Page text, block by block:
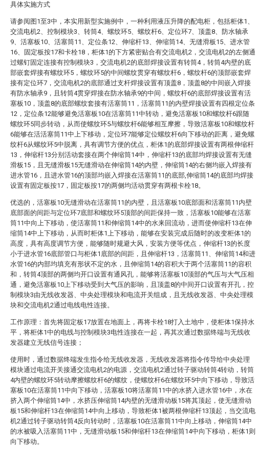
具体实施方式
请参阅图1至3中，本实用新型实施例中，一种利用液压升降的配电柜，包括柜体1、
交流电机2、控制模块3、转筒4、螺纹环5、螺纹杆6、定位环7、顶盖8、防水轴承
9、活塞板10、活塞筒11、定位条12、伸缩杆13、伸缩筒14、无缝滑板15、进水管
16、固定板按17和卡栓18，柜体1的下方紧密贴合有交流电机2，交流电机2的左侧通
过螺钉固定连接有控制模块3，交流电机2的底部焊接设置有转筒4，转筒4内壁的底
部嵌套焊接有螺纹环5，螺纹环5的中间螺纹贯穿有螺纹杆6，螺纹杆6的顶部嵌套焊
接有定位环7，交流电机2的底部通过支杆焊接设置有顶盖8，顶盖8的中间嵌入焊接
有防水轴承9，且转筒4贯穿焊接在防水轴承9的中间，螺纹杆6的底部焊接设置有活
塞板10，顶盖8的底部螺纹套接有活塞筒11，活塞筒11的内壁焊接设置有四根定位条
12，定位条12能够避免活塞板10在活塞筒11中转动，避免活塞板10和螺纹杆6跟随
螺纹环5同步转动，从而使螺纹环5与螺纹杆6能够相互摩擦，导致活塞板10和螺纹杆
6能够在活活塞筒11中上下移动，定位环7能够定位螺纹杆6向下移动的距离，避免螺
纹杆6从螺纹环5中脱离，具有调节方便的优点，柜体1的底部焊接设置有两根伸缩杆
13，伸缩杆13分别活动套接在两个伸缩筒14中，伸缩杆13的底部均焊接设置有无缝
滑板15，且无缝滑板15无缝滑动在伸缩筒14的内壁，伸缩筒14的右侧均嵌入焊接有
进水管16，且进水管16的顶部均嵌入焊接在活塞筒11的底部,伸缩筒14的底部均焊接
设置有固定板按17，固定板按17的两侧均活动贯穿有两根卡栓18。
优选的，活塞板10无缝滑动在活塞筒11的内壁，且活塞板10底部面和活塞筒11内壁
底部面的间距与定位环7底部和螺纹环5顶部的间距保持一致，活塞板10能够在活塞
筒11中向上下移动，使活塞筒11和伸缩筒14中的水来回流动，进而使伸缩杆13在伸
缩筒14中上下移动，从而时柜体1上下移动，能够在安装完成后随时的改变柜体1的
高度，具有高度调节方便，能够随时规避大风，安装方便等优点，伸缩杆13的长度
小于进水管16底部管口与柜体1底部的间距，且伸缩杆13，活塞筒11、伸缩筒14和进
水管16的内部均填充有形状不定的水，且伸缩筒14的容积大于两个活塞筒11的容积
和，转筒4顶部的两侧均开口设置有通风孔，能够将活塞板10顶部的气压与大气压相
通，避免活塞板10上下移动受到大气压的影响，且顶盖8的中间开口设置有开孔，控
制模块3由无线收发器、中央处理模块和电流开关组成，且无线收发器、中央处理模
块和交流电机2通过电线电性连接。
工作原理：首先将固定板17放置在地面上，再将卡栓18打入土地中，使柜体1保持水
平，将柜体1中的电线与控制模块3电性连接在一起，再其次通过数据终端与无线收
发器建立无线信号连接；
使用时，通过数据终端发生指令给无线收发器，无线收发器将指令传导给中央处理
模块通过电流开关接通交流电机2的电源，交流电机2通过转子驱动转筒4转动，转筒
4内壁的螺纹环5转动摩擦螺纹杆6的螺纹，使螺纹杆6在螺纹环5中向下移动，导致活
塞板10在活塞筒11中向下移动，活塞板10将活塞筒11中的水挤入进水管16中，水在
挤入两个伸缩筒14中，水挤压伸缩筒14内壁的无缝滑动板15将其顶起，使无缝滑动
板15和伸缩杆13在伸缩筒14中向上移动，导致柜体1被两根伸缩杆13顶起，当交流电
机2通过转子驱动转筒4反向转动时，活塞板10在活塞筒11中向上移动，伸缩筒14中
的水被吸入活塞筒11中，无缝滑动板15和伸缩杆13在伸缩筒14中向下移动，柜体1则
向下移动。